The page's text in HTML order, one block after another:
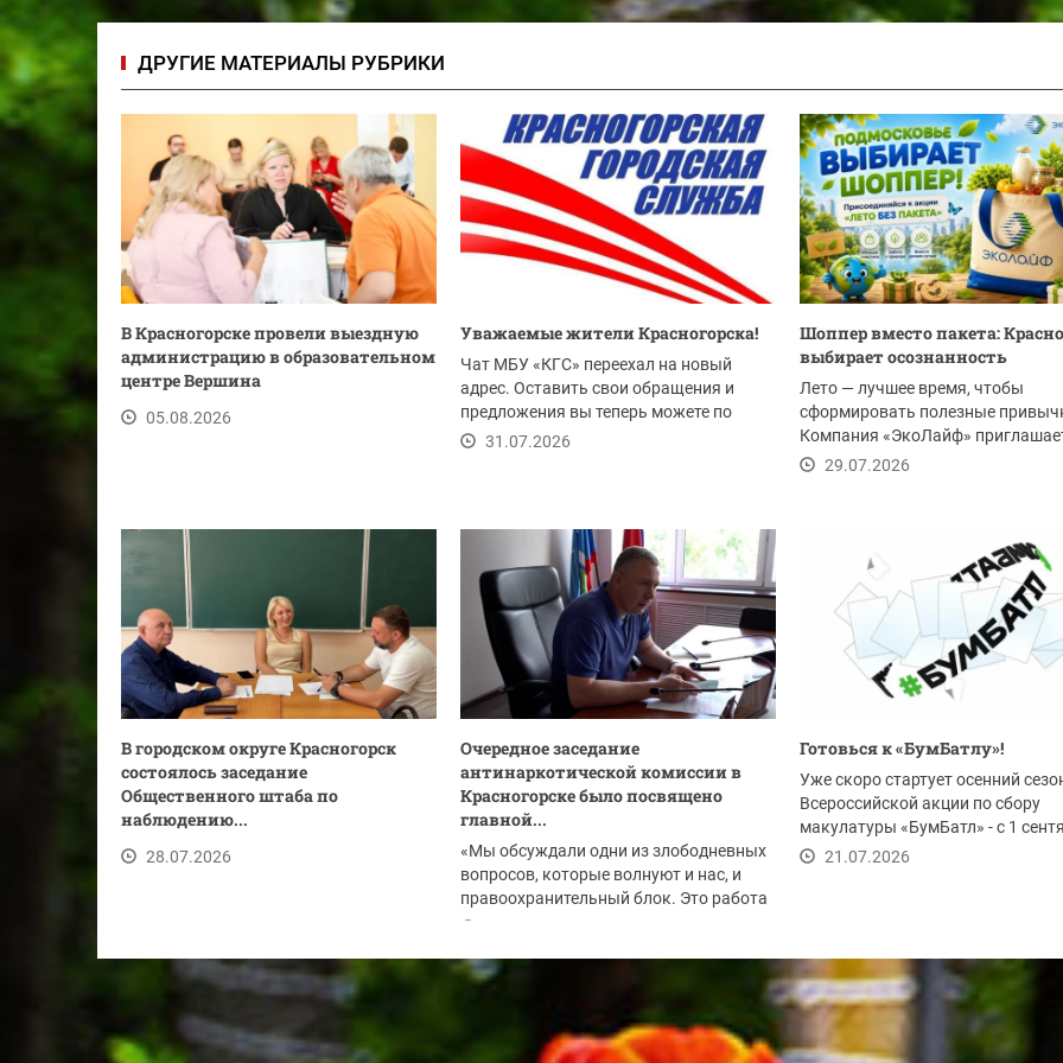
ДРУГИЕ МАТЕРИАЛЫ РУБРИКИ
В Красногорске провели выездную
администрацию в образовательном
центре Вершина
05.08.2026
Уважаемые жители Красногорска!
Чат МБУ «КГС» переехал на новый
адрес. Оставить свои обращения и
предложения вы теперь можете по
ссылке.
31.07.2026
Шоппер вместо пакета:
выбирает осознанность
Лето — лучшее время, чтобы
сформировать полезные
Компания «ЭкоЛайф»
жителей Красногорска и всего...
29.07.2026
В городском округе Красногорск
состоялось заседание
Общественного штаба по
наблюдению...
28.07.2026
Очередное заседание
антинаркотической комиссии в
Красногорске было посвящено
главной...
«Мы обсуждали одни из злободневных
вопросов, которые волнуют и нас, и
правоохранительный блок. Это работа
по...
Готовься к «БумБатлу»!
Уже скоро стартует осенний
Всероссийской акции по сбору
макулатуры «БумБатл» - с 1
по 30 ноября. Акция...
21.07.2026